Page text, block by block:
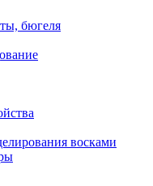
бюгеля
восками